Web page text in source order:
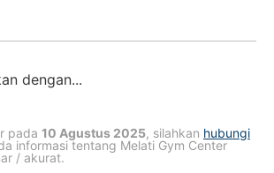
dengan...
pada 10 Agustus 2025, silahkan hubungi
informasi tentang Melati Gym Center
/ akurat.